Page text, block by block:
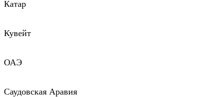
Катар
Кувейт
ОАЭ
Саудовская Аравия